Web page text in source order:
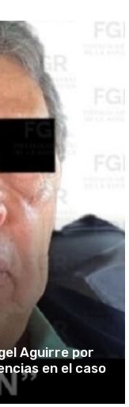
Aguirre por
en el caso